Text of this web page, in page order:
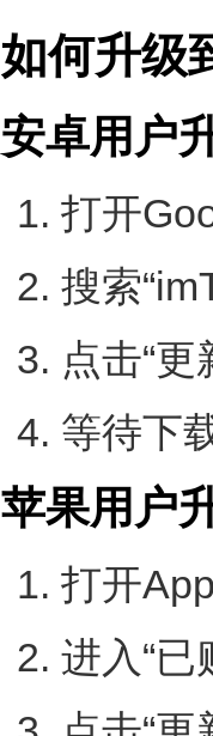
如何升级
安卓用户
打开
搜索
点击“
等待下
苹果用户
打开
进入“已